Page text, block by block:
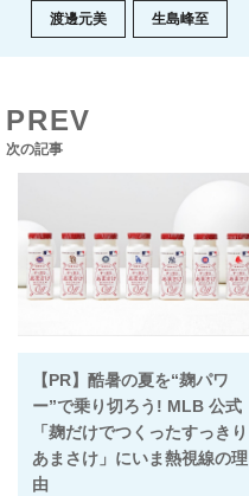
渡邊元美 生島峰至
PREV
次の記事
【PR】酷暑の夏を“麹パワ
ー”で乗り切ろう! MLB 公式
「麹だけでつくったすっきり
あまさけ」にいま熱視線の理
由